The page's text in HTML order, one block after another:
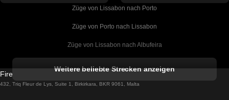
Züge von Lissabon nach Porto
Züge von Porto nach Lissabon
Züge von Lissabon nach Albufeira
Züge von Lissabon nach Lagos
Weitere beliebte Strecken anzeigen
Firebird GT Limited (OC 1451)
432, Triq Fleur de Lys, Suite 1, Birkirkara, BKR 9061, Malta